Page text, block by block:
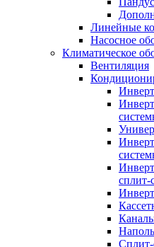
Линейные
Насосное
Климатическое
Вентиляция
сплит-
Сплит-